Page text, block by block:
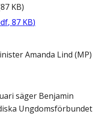
87 KB)
, 87 KB)
Amanda Lind (MP)
säger Benjamin
Ungdomsförbundet